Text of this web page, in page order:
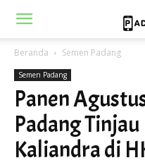
Beranda Semen Padang
Semen Padang
Panen
Padang
Kaliandra di